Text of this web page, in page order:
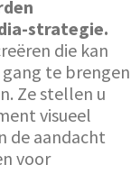
strategie.
die kan
te brengen
Ze stellen u
visueel
de aandacht
voor